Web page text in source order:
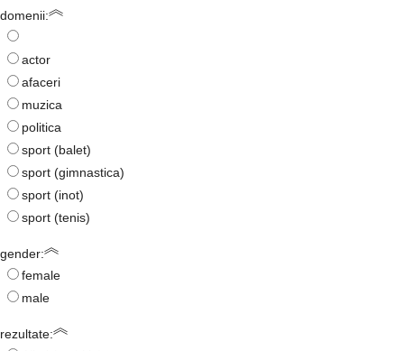
domenii:
actor
afaceri
muzica
politica
sport (balet)
sport (gimnastica)
sport (inot)
sport (tenis)
gender:
female
male
rezultate: